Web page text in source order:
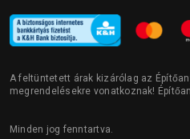
A feltüntetett árak kizárólag az
megrendelésekre vonatkoznak!
Minden jog fenntartva.